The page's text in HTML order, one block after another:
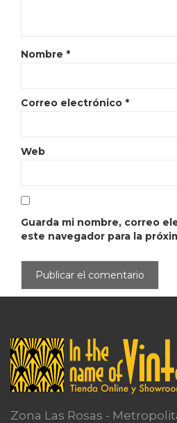
Nombre *
Correo electrónico *
Web
Guarda mi nombre, correo
este navegador para la
Zona Las Rosas -